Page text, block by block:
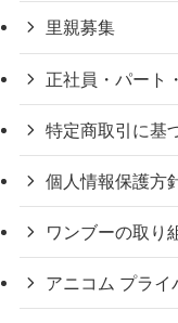
里親募集
正社員・パート
特定商取引に基
個人情報保護方
ワンブーの取り
アニコム プライ